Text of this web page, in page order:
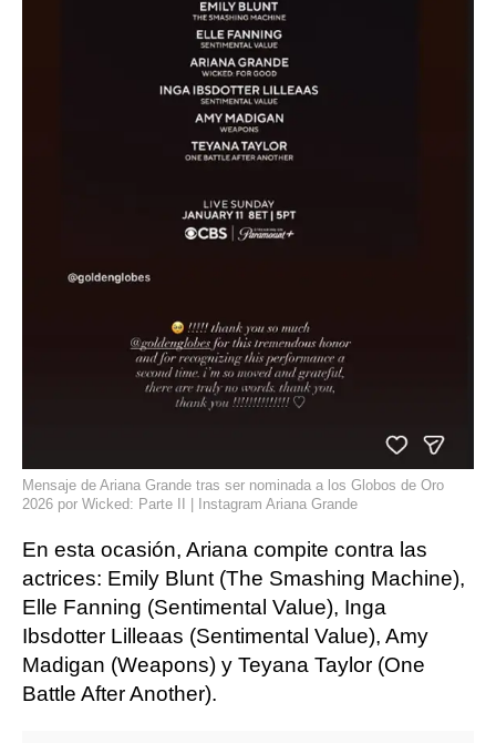
Mensaje de Ariana Grande tras ser nominada a los Globos de Oro
2026 por Wicked: Parte II | Instagram Ariana Grande
En esta ocasión, Ariana compite contra las
actrices: Emily Blunt (The Smashing Machine),
Elle Fanning (Sentimental Value), Inga
Ibsdotter Lilleaas (Sentimental Value), Amy
Madigan (Weapons) y Teyana Taylor (One
Battle After Another).